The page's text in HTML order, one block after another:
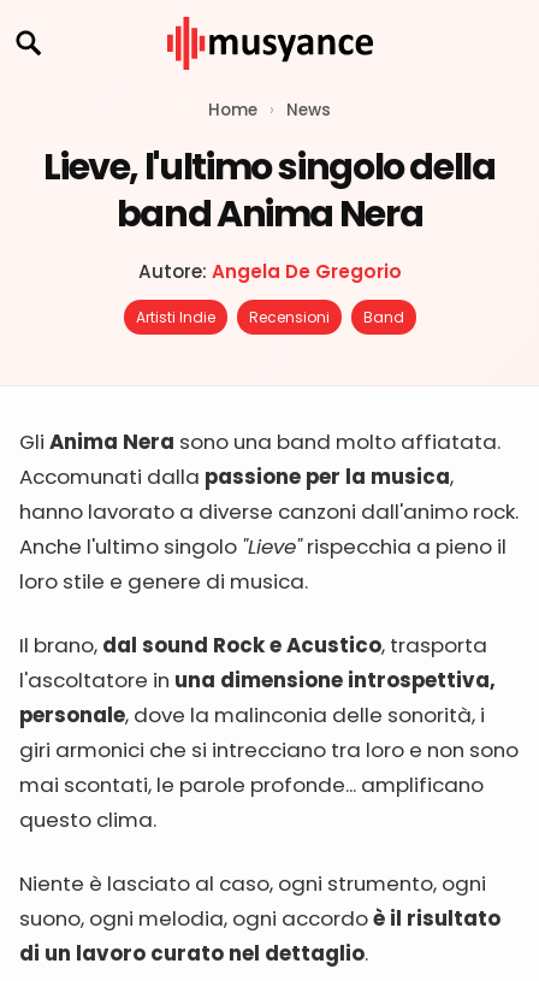
Home › News
Lieve, l'ultimo singolo della
band Anima Nera
Autore: Angela De Gregorio
Artisti Indie Recensioni Band
Gli Anima Nera sono una band molto affiatata.
Accomunati dalla passione per la musica,
hanno lavorato a diverse canzoni dall'animo rock.
Anche l'ultimo singolo "Lieve"rispecchia a pieno il
loro stile e genere di musica.
Il brano, dal sound Rock e Acustico, trasporta
l'ascoltatore in una dimensione introspettiva,
personale, dove la malinconia delle sonorità, i
giri armonici che si intrecciano tra loro e non sono
mai scontati, le parole profonde... amplificano
questo clima.
Niente è lasciato al caso, ogni strumento, ogni
suono, ogni melodia, ogni accordoè il risultato
di un lavoro curato nel dettaglio.